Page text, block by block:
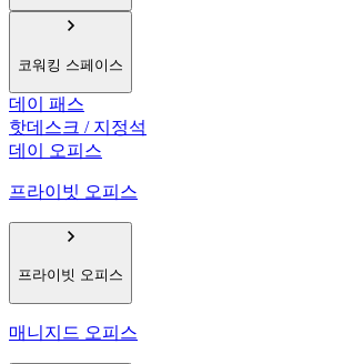
코워킹 스페이스
데이 패스
핫데스크 / 지정석
데이 오피스
프라이빗 오피스
프라이빗 오피스
매니지드 오피스